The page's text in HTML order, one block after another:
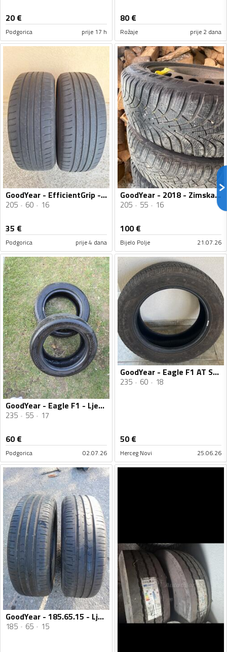
20€
Podgorica prije 17 h
80€
Rožaje prije 2 dana
GoodYear - EfficientGrip - Ljetnja guma
205 60 16
35 €
Podgorica prije 4 dana
GoodYear - 2018 - Zimska guma
205 55 16
100€
Bijelo Polje 21.07.26
GoodYear - Eagle F1 - Ljetnja guma
235 55 17
60€
Podgorica 02.07.26
GoodYear - Eagle F1 AT SUV 4x4 M+S - Univerzalna guma
235 60 18
50€
Herceg Novi 25.06.26
GoodYear - 185.65.15 - Ljetnja guma
185 65 15